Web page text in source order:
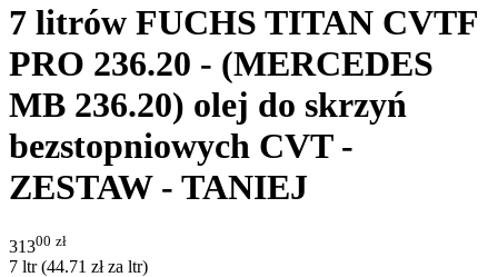
7 litrów FUCHS TITAN CVTF
PRO 236.20 - (MERCEDES
MB 236.20) olej do skrzyń
bezstopniowych CVT -
ZESTAW - TANIEJ
31300 zł
7 ltr (44.71 złza ltr)